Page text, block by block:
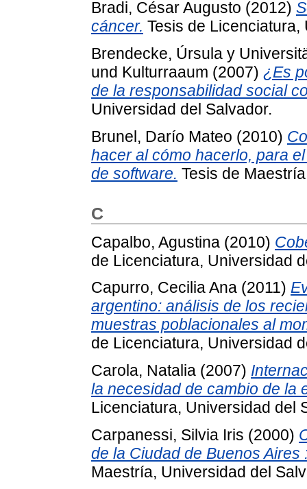
Bradi, César Augusto (2012)
cáncer. Tesis de
Brendecke, Úrsula y
und Kulturraaum (2007) ¿Es
de la responsabilidad social
Universidad del Salvador.
Brunel, Darío Mateo (2010)
hacer al cómo hacerlo, para
de software. Tesis de
C
Capalbo, Agustina (2010)
de Licenciatura, Universidad
Capurro, Cecilia Ana (2011)
argentino: análisis de los
muestras poblacionales al
de Licenciatura, Universidad
Carola, Natalia (2007)
la necesidad de cambio de la
Licenciatura, Universidad del
Carpanessi, Silvia Iris (2000)
de la Ciudad de Buenos Aires
Maestría, Universidad del